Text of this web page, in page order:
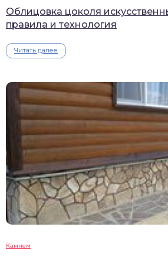
Облицовка цоколя
правила и технология
Читать далее
Камнем